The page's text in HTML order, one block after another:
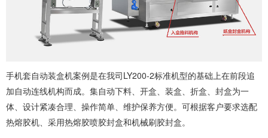
手机套自动装盒机案例是在我司LY200-2标准机型的基础上在前段追
加自动连线机构而成。集自动下料、开盒、装盒、折盒、封盒为一
体、设计紧凑合理、操作简单、维护保养方便。可根据客户要求选配
热熔胶机、采用热熔胶喷胶封盒和机械刷胶封盒。